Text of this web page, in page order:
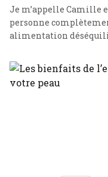
Je m’appelle Camille
personne
alimentation
voulais changer ma vie
me renseigner sur les
mode de … Lire plus